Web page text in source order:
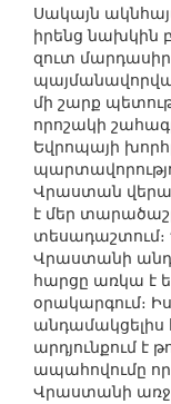
Սակայն
իրենց նախկին
զուտ
մի շարք
որոշակի
Եվրոպայի
Վրաստան
է մեր
Վրաստանի
հարցը առկա է
օրակարգում։
անդամակցելիս
արդյունքում է
ապահովումը
Վրաստանի